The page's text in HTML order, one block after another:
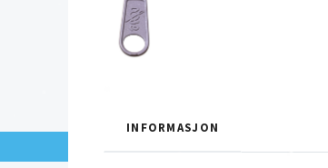
INFORMASJON